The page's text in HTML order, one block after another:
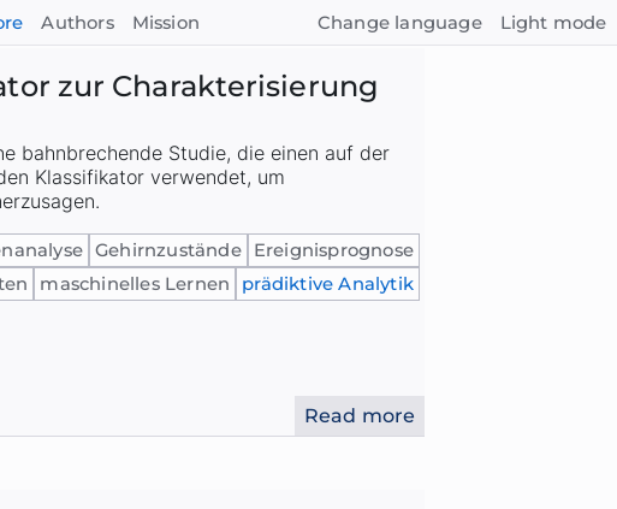
Authors Mission Change language Light mode
zur Charakterisierung
Read more
bahnbrechende Studie, die einen auf der
Klassifikator verwendet, um
Gehirnzustände
Ereignisprognose
maschinelles Lernen prädiktive Analytik